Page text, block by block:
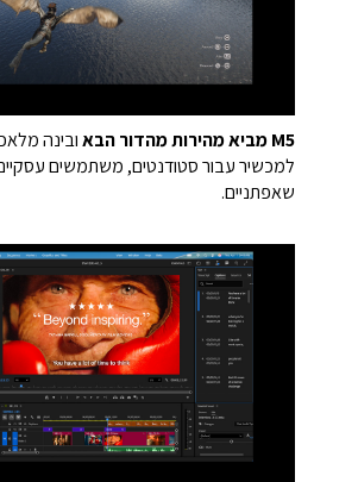
M5 מביא מהירות מהדור הבא
ובינה
למכשיר עבור סטודנטים, משתמשים עסקיים
שאפתניים.